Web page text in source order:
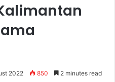
2022 850 2 minutes read